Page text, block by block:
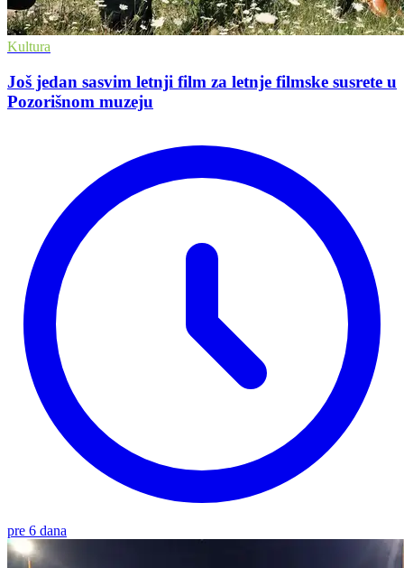
Kultura
Još jedan sasvim letnji film za letnje filmske susrete u
Pozorišnom muzeju
pre 6 dana